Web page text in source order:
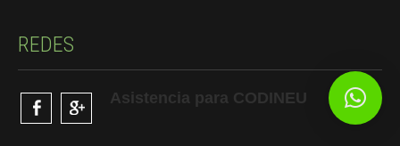
REDES
Asistencia para CODINEU